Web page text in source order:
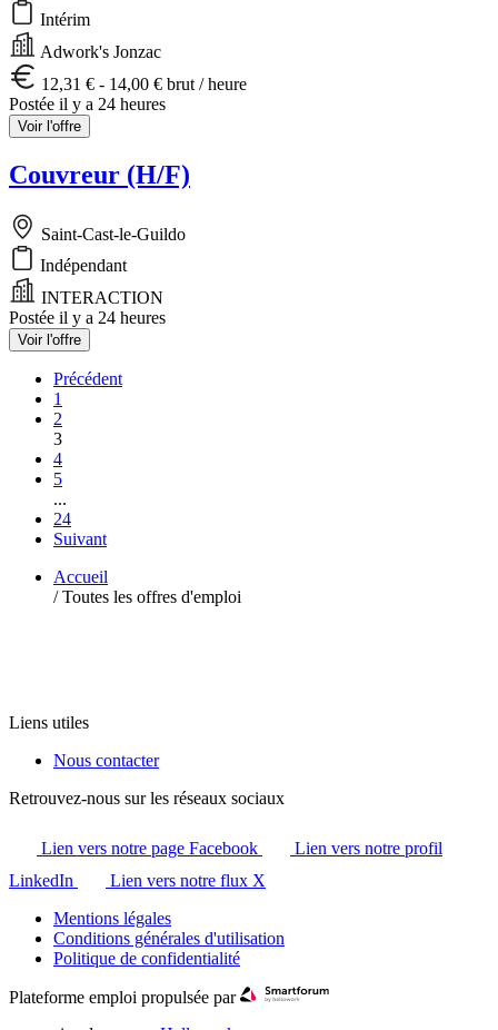
Intérim
Adwork's Jonzac
12,31 € - 14,00 € brut / heure
Postée il y a 24 heures
Voir l'offre
Couvreur (H/F)
Saint-Cast-le-Guildo
Indépendant
INTERACTION
Postée il y a 24 heures
Voir l'offre
Précédent
1
2
3
4
5
...
24
Suivant
Accueil
/ Toutes les offres d'emploi
Liens utiles
Nous contacter
Retrouvez-nous sur les réseaux sociaux
Lien vers notre page Facebook
Lien vers notre profil
LinkedIn
Lien vers notre flux X
Mentions légales
Conditions générales d'utilisation
Politique de confidentialité
Plateforme emploi propulsée par